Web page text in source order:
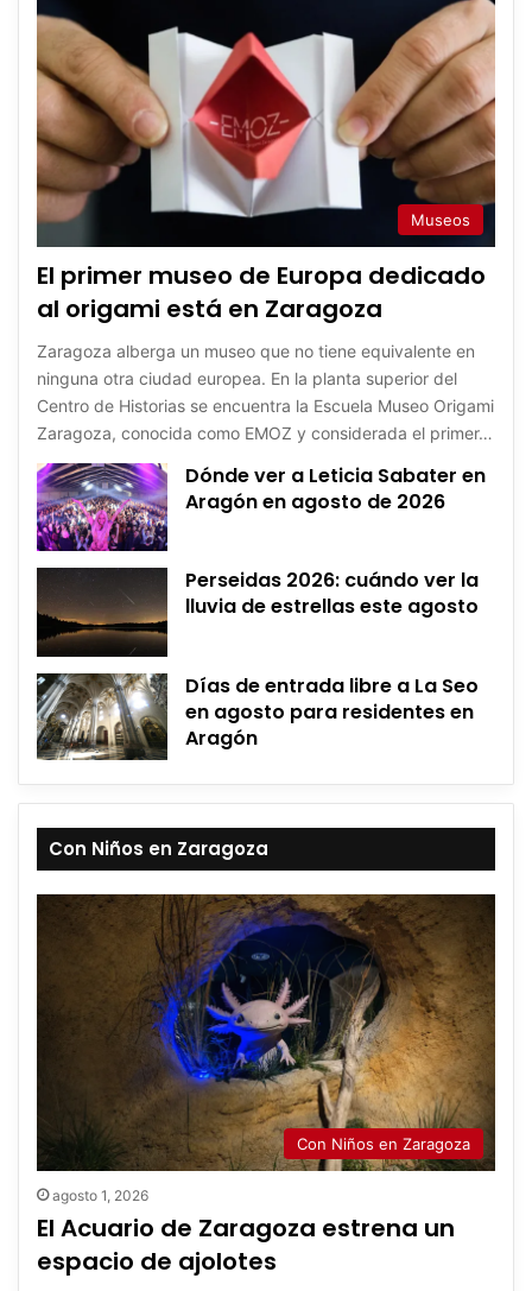
Museos
El primer museo de Europa dedicado
al origami está en Zaragoza
Zaragoza alberga un museo que no tiene equivalente en
ninguna otra ciudad europea. En la planta superior del
Centro de Historias se encuentra la Escuela Museo Origami
Zaragoza, conocida como EMOZ y considerada el primer…
Dónde ver a Leticia Sabater en
Aragón en agosto de 2026
Perseidas 2026: cuándo ver la
lluvia de estrellas este agosto
Días de entrada libre a La Seo
en agosto para residentes en
Aragón
Con Niños en Zaragoza
Con Niños en Zaragoza
agosto 1, 2026
El Acuario de Zaragoza estrena un
espacio de ajolotes